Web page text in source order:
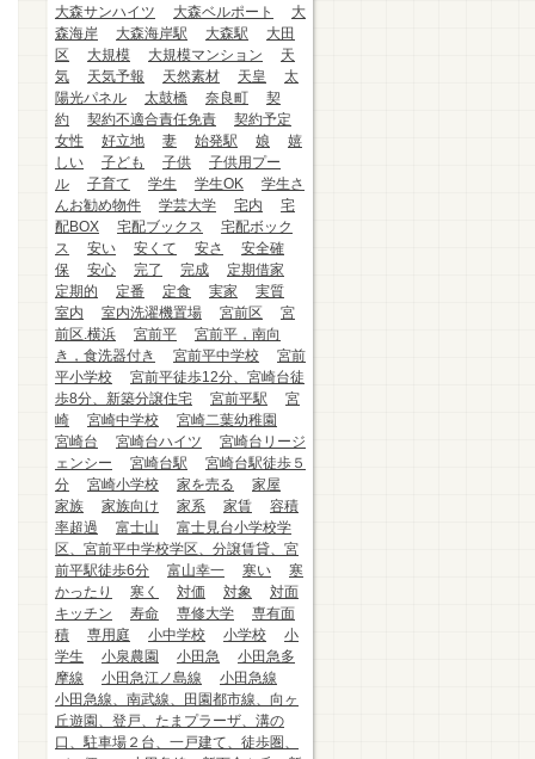
大森サンハイツ
大森ベルポート
大
森海岸
大森海岸駅 大森駅
大田
区
大規模 大規模マンション
天
気
天気予報 天然素材 天皇
太
陽光パネル
太鼓橋 奈良町
契
約
契約不適合責任免責
契約予定
女性
好立地 妻 始発駅 娘
嬉
しい
子ども 子供
子供用プー
ル
子育て 学生 学生OK
学生さ
んお勧め物件
学芸大学 宅内
宅
配BOX
宅配ブックス
宅配ボック
ス
安い 安くて 安さ
安全確
保
安心 完了 完成
定期借家
定期的
定番 定食 実家
実質
室内
室内洗濯機置場 宮前区
宮
前区.横浜
宮前平
宮前平，南向
き，食洗器付き
宮前平中学校
宮前
平小学校
宮前平徒歩12分、宮崎台徒
歩8分、新築分譲住宅
宮前平駅
宮
崎
宮崎中学校
宮崎二葉幼稚園
宮崎台
宮崎台ハイツ
宮崎台リージ
ェンシー
宮崎台駅
宮崎台駅徒歩５
分
宮崎小学校 家を売る
家屋
家族
家族向け 家系 家賃
容積
率超過
富士山
富士見台小学校学
区、宮前平中学校学区、分譲賃貸、宮
前平駅徒歩6分
富山幸一 寒い
寒
かったり
寒く 対価 対象
対面
キッチン
寿命 専修大学
専有面
積
専用庭 小中学校 小学校
小
学生
小泉農園 小田急
小田急多
摩線
小田急江ノ島線
小田急線
小田急線、南武線、田園都市線、向ヶ
丘遊園、登戸、たまプラーザ、溝の
口、駐車場２台、一戸建て、徒歩圏、